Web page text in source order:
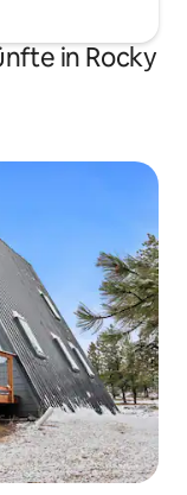
in Rocky